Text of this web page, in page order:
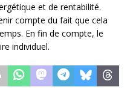
et de rentabilité.
compte du fait que cela
En fin de compte, le
individuel.